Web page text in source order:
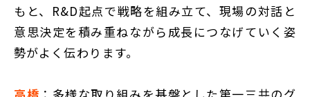
もと、R&D起点で戦略を組み立て、現場の対話と
意思決定を積み重ねながら成長につなげていく姿
勢がよく伝わります。